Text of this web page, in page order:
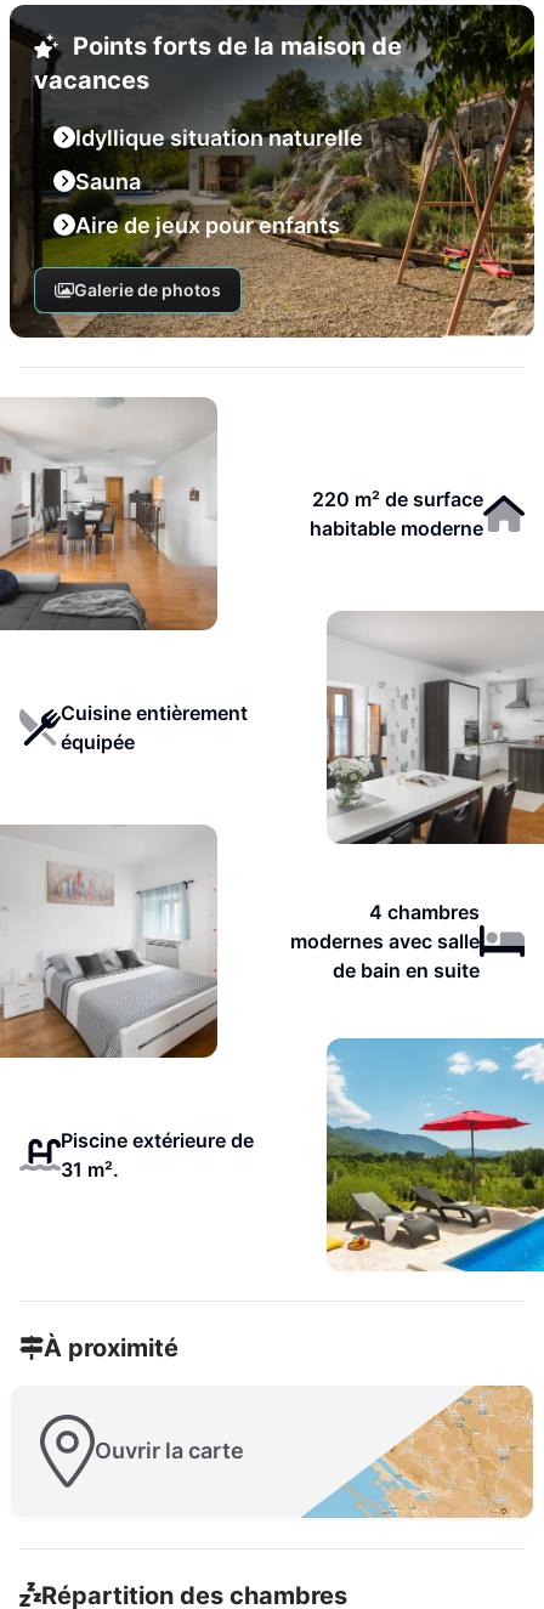
Points forts de la maison de
vacances
Idyllique situation naturelle
Sauna
Aire de jeux pour enfants
Galerie de photos
220 m² de surface
habitable moderne
Cuisine entièrement
équipée
4 chambres
modernes avec salle
de bain en suite
Piscine extérieure de
31 m².
À proximité
Ouvrir la carte
Répartition des chambres